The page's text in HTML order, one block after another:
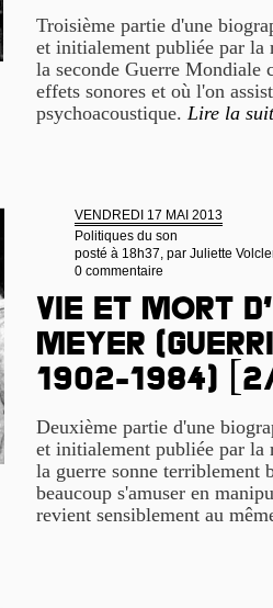
Troisième partie d'une
et initialement publiée par la
la seconde Guerre Mondiale
effets sonores et où l'on
psychoacoustique. Lire la
VENDREDI 17 MAI 2013
Politiques du son
posté à 18h37, par Juliette
0 commentaire
Vie et mort
Meyer
1902-1984)
Deuxième partie d'une
et initialement publiée par la
la guerre sonne terriblement
beaucoup s'amuser en
revient sensiblement au